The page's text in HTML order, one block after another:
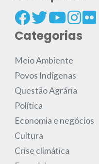
Categorias
Meio Ambiente
Povos Indígenas
Questão Agrária
Política
Economia e negócios
Cultura
Crise climática